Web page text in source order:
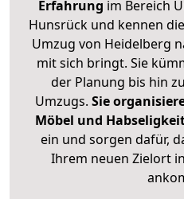
Erfahrung im Bereich
Hunsrück und kennen
Umzug von Heidelberg
mit sich bringt. Sie
der Planung bis hin
Umzugs. Sie
Möbel und
ein und sorgen dafür,
Ihrem neuen Zielort